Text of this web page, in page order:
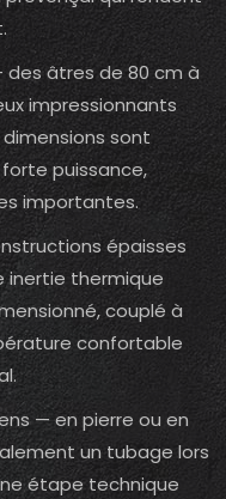
des âtres de 80 cm à
impressionnants
sont
puissance,
importantes.
épaisses
inertie thermique
couplé à
confortable
— en pierre ou en
un tubage lors
étape technique